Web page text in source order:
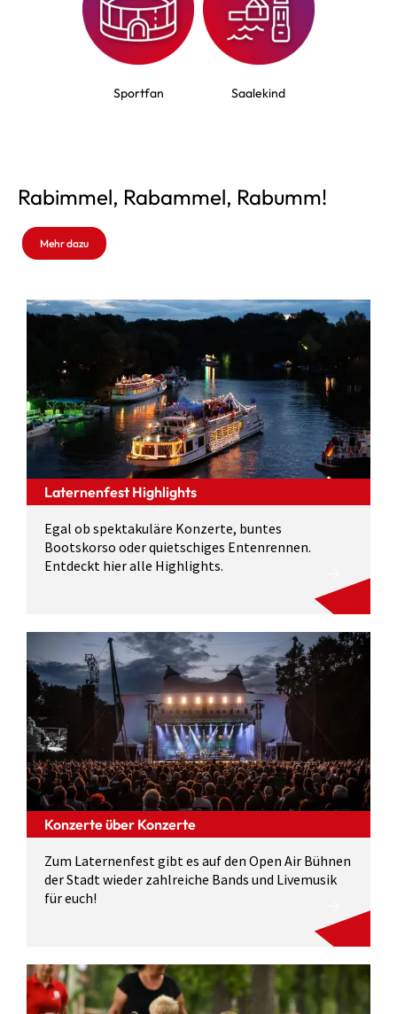
Sportfan Saalekind
Rabimmel, Rabammel, Rabumm!
Mehr dazu
Laternenfest Highlights
Egal ob spektakuläre Konzerte, buntes
Bootskorso oder quietschiges Entenrennen.
Entdeckt hier alle Highlights.
Konzerte über Konzerte
Zum Laternenfest gibt es auf den Open Air Bühnen
der Stadt wieder zahlreiche Bands und Livemusik
für euch!